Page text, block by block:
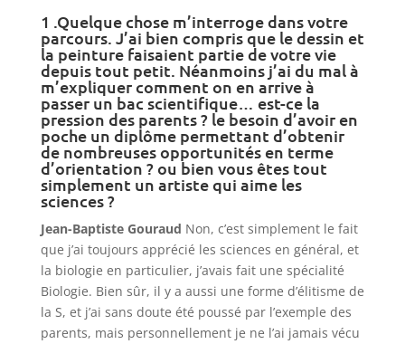
1 .Quelque chose m’interroge dans votre
parcours. J’ai bien compris que le dessin et
la peinture faisaient partie de votre vie
depuis tout petit. Néanmoins j’ai du mal à
m’expliquer comment on en arrive à
passer un bac scientifique… est-ce la
pression des parents ? le besoin d’avoir en
poche un diplôme permettant d’obtenir
de nombreuses opportunités en terme
d’orientation ? ou bien vous êtes tout
simplement un artiste qui aime les
sciences ?
Jean-Baptiste Gouraud Non, c’est simplement le fait
que j’ai toujours apprécié les sciences en général, et
la biologie en particulier, j’avais fait une spécialité
Biologie. Bien sûr, il y a aussi une forme d’élitisme de
la S, et j’ai sans doute été poussé par l’exemple des
parents, mais personnellement je ne l’ai jamais vécu